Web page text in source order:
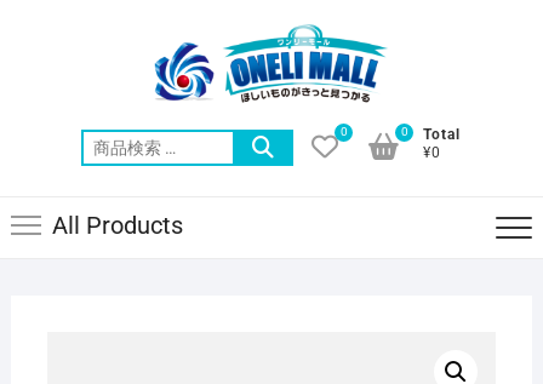
索
0
Total
¥0
0
All Products